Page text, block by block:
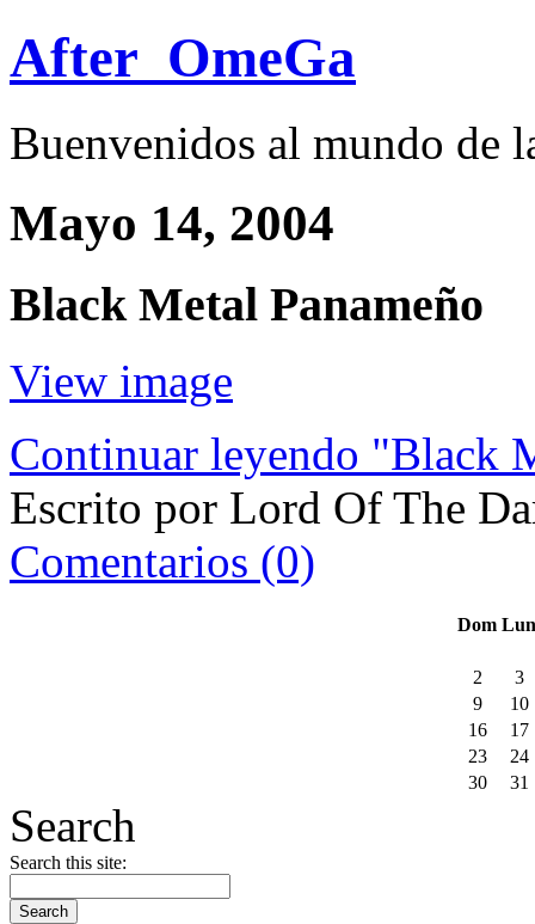
After_OmeGa
Buenvenidos al mundo de
Mayo 14, 2004
Black Metal Panameño
View image
Continuar leyendo "Black
Escrito por Lord Of The
Comentarios (0)
Dom Lun
2
3
9
10
16
17
23
24
30
31
Search
Search this site: